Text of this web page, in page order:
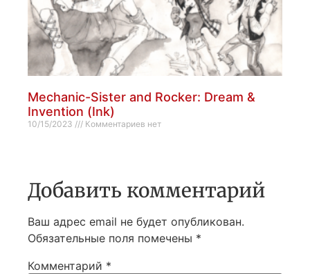
Mechanic-Sister and Rocker: Dream &
Invention (Ink)
10/15/2023 Комментариев нет
Добавить комментарий
Ваш адрес email не будет опубликован.
Обязательные поля помечены *
Комментарий *